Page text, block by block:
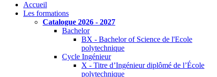
Accueil
Les formations
Catalogue 2026 - 2027
Bachelor
BX - Bachelor of Science de l'Ecole
polytechnique
Cycle Ingénieur
X - Titre d’Ingénieur diplômé de l’École
polytechnique